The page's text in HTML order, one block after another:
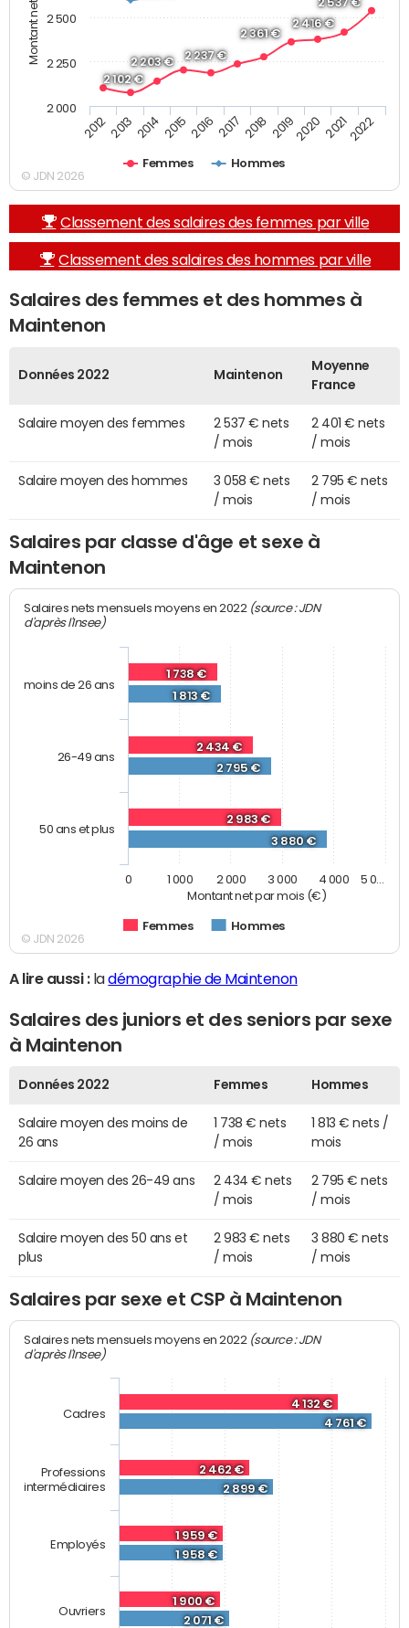
2 102 €
2 203 €
2 237 €
2 361 €
2 416 €
Femmes Hommes
2012 2013 2014 2015 2016 2017 2018 20192020 20212022
2 000
2 250
2 500
© JDN 2026
Classement des salaires des femmes par ville
Classement des salaires des hommes par ville
Salaires des femmes et des hommes à
Maintenon
Données 2022 Maintenon
Moyenne
France
Salaire moyen des femmes
2 537 € nets
/ mois
2 401 € nets
/ mois
Salaire moyen des hommes
3 058 € nets
/ mois
2 795 € nets
/ mois
Salaires par classe d'âge et sexe à
Maintenon
Montant net par mois (€)
Salaires nets mensuels moyens en 2022 (source : JDN
d'après l'Insee)
1 738 €
2 434 €
2 983 €
1 813 €
2 795 €
3 880 €
Femmes Hommes
moins de 26 ans
26-49 ans
50 ans et plus
0 1 000 2 000 3 000 4 000 5 0…
© JDN 2026
A lire aussi :ladémographie de Maintenon
Salaires des juniors et des seniors par sexe
à Maintenon
Données 2022 Femmes Hommes
Salaire moyen des moins de
26 ans
1 738 € nets
/ mois
1 813 € nets /
mois
Salaire moyen des 26-49 ans
2 434 € nets
/ mois
2 795 € nets
/ mois
Salaire moyen des 50 ans et
plus
2 983 € nets
/ mois
3 880 € nets
/ mois
Salaires par sexe et CSP à Maintenon
Salaires nets mensuels moyens en 2022 (source : JDN
d'après l'Insee)
4 132 €
2 462 €
1 959 €
1 900 €
4 761 €
2 899 €
1 958 €
2 071 €
Cadres
Professions
intermédiaires
Employés
Ouvriers